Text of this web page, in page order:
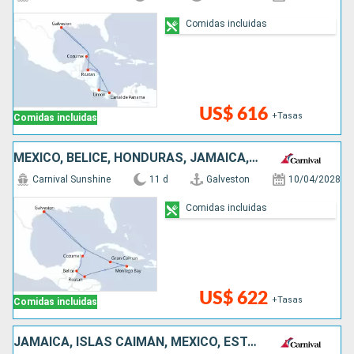
Comidas incluidas US$ 616 +Tasas
Comidas incluidas
MÉXICO, BELICE, HONDURAS, JAMAICA, ISLAS CAIMÁN, ESTADOS UNIDOS
Comidas incluidas
Carnival Sunshine 11 d Galveston 10/04/2028
US$ 622 +Tasas
Comidas incluidas
JAMAICA, ISLAS CAIMÁN, MÉXICO, ESTADOS UNIDOS